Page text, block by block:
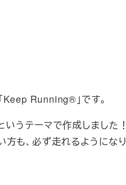
Running®」です。
うテーマで作成しました
も、必ず走れるようにな